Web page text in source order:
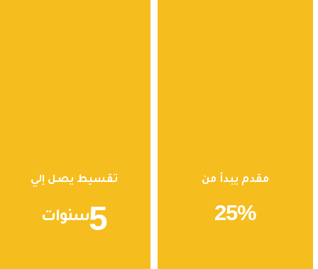
مقدم يبدأ من
25
تقسيط يصل إلي
سنوات